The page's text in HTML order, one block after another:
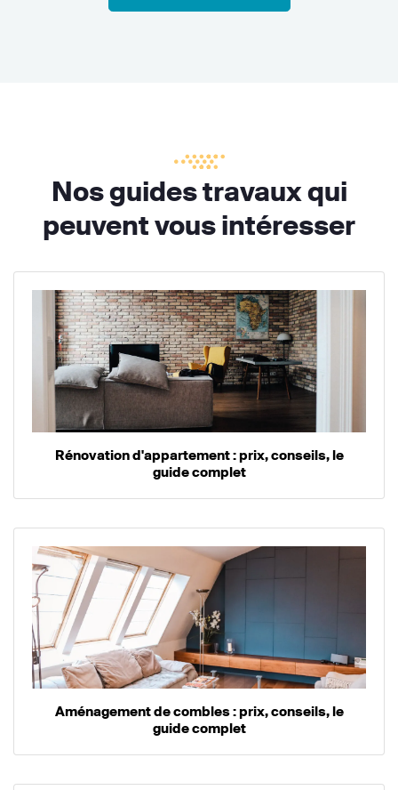
Nos guides travaux qui
peuvent vous intéresser
Rénovation d'appartement : prix, conseils, le
guide complet
Aménagement de combles : prix, conseils, le
guide complet